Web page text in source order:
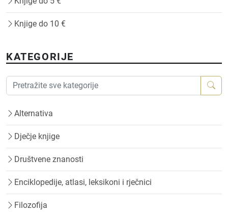
Knjige do 10 €
KATEGORIJE
Alternativa
Dječje knjige
Društvene znanosti
Enciklopedije, atlasi, leksikoni i rječnici
Filozofija